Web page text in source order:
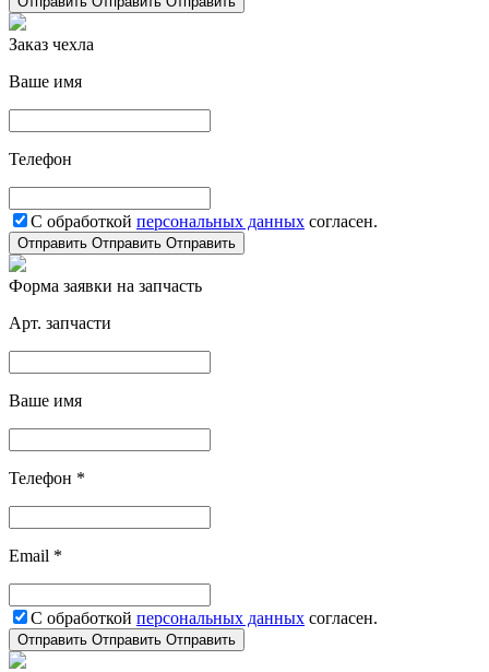
Заказ чехла
Ваше имя
Телефон
С обработкой персональных данных согласен.
Отправить Отправить Отправить
Форма заявки на запчасть
Арт. запчасти
Ваше имя
Телефон *
Email *
С обработкой персональных данных согласен.
Отправить Отправить Отправить